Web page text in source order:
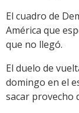
El cuadro de
América que
que no llegó.
El duelo de
domingo en el
sacar provecho